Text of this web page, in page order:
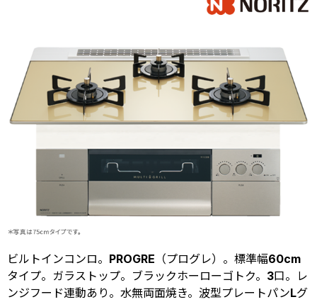
ビルトインコンロ。PROGRE（プログレ）。標準幅60cm
タイプ。ガラストップ。ブラックホーローゴトク。3口。レ
ンジフード連動あり。水無両面焼き。波型プレートパンLグ